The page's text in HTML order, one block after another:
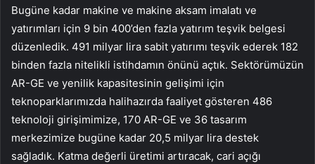
Bugüne kadar makine ve makine aksam imalatı ve
yatırımları için 9 bin 400’den fazla yatırım teşvik belgesi
düzenledik. 491 milyar lira sabit yatırımı teşvik ederek 182
binden fazla nitelikli istihdamın önünü açtık. Sektörümüzün
AR-GE ve yenilik kapasitesinin gelişimi için
teknoparklarımızda halihazırda faaliyet gösteren 486
teknoloji girişimimize, 170 AR-GE ve 36 tasarım
merkezimize bugüne kadar 20,5 milyar lira destek
sağladık. Katma değerli üretimi artıracak, cari açığı